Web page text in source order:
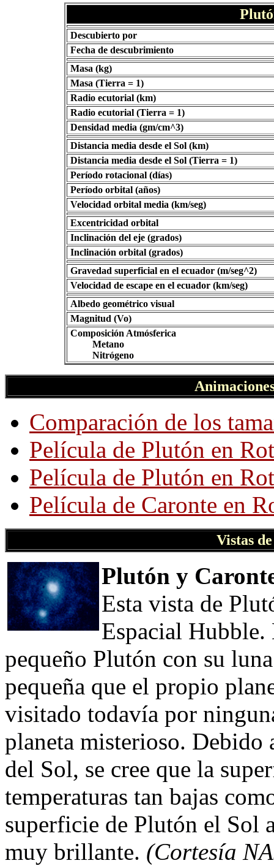
Descubierto por
Fecha de descubrimiento
Masa (kg)
Masa (Tierra = 1)
Radio ecutorial (km)
Radio ecutorial (Tierra = 1)
Densidad media (gm/cm^3)
Distancia media desde el Sol (km)
Distancia media desde el Sol (Tierra = 1)
Período rotacional (días)
Período orbital (años)
Velocidad orbital media (km/seg)
Excentricidad orbital
Inclinación del eje (grados)
Inclinación orbital (grados)
Gravedad superficial en el ecuador (m/seg^2)
Velocidad de escape en el ecuador (km/seg)
Albedo geométrico visual
Magnitud (Vo)
Composición Atmósferica
Metano
Nitrógeno
Comparación de los
Película de Plutón en
Película de Plutón en
Película de Caronte en
Vistas
Plutón y
Esta vista de
Espacial Hubble.
pequeño Plutón con su
pequeña que el propio
visitado todavía por
planeta misterioso. Debido
del Sol, se cree que la
temperaturas tan bajas
superficie de Plutón el Sol
muy brillante. (Cortesía